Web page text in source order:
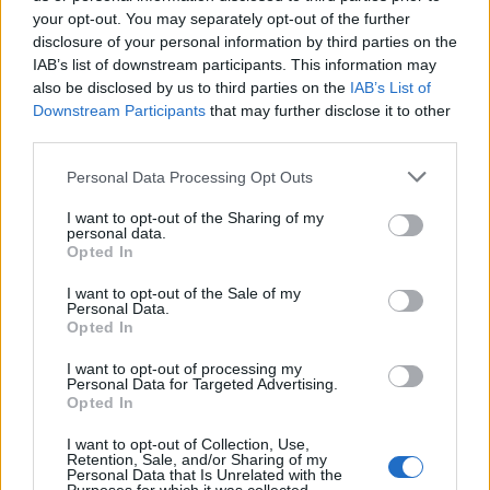
your opt-out. You may separately opt-out of the further
disclosure of your personal information by third parties on the
IAB’s list of downstream participants. This information may
also be disclosed by us to third parties on the IAB’s List of
Downstream Participants that may further disclose it to other
Personal Data Processing Opt Outs
I want to opt-out of the Sharing of my
personal data.
Opted In
I want to opt-out of the Sale of my
Personal Data.
Opted In
I want to opt-out of processing my
Personal Data for Targeted Advertising.
Opted In
I want to opt-out of Collection, Use,
Retention, Sale, and/or Sharing of my
Personal Data that Is Unrelated with the
υπερβαίνει το 10% του συνολικού αριθμού
των απολυμένων από μία επιχείρηση.
ΑΠΟΛΥΣΗ ΣΥΝΤΑΞΗ
Related